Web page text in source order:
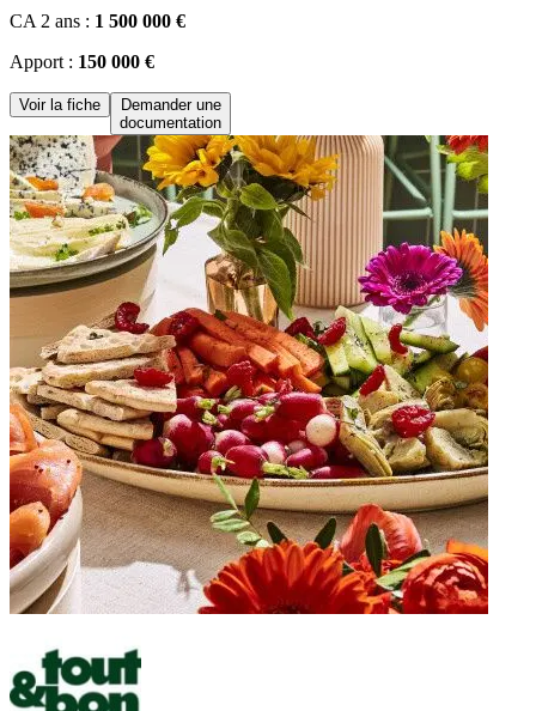
CA 2 ans : 1 500 000 €
Apport : 150 000 €
Voir la fiche
Demander une
documentation